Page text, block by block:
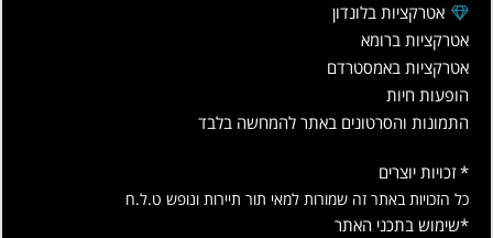
אטרקציות בלונדון
אטרקציות ברומא
אטרקציות באמסטרדם
הופעות חיות
התמונות והסרטונים באתר להמחשה בלבד
* זכויות יוצרים
כל הזכויות באתר זה שמורות למאי תור תיירות ונופש ט.ל.ח
*שימוש בתכני האתר